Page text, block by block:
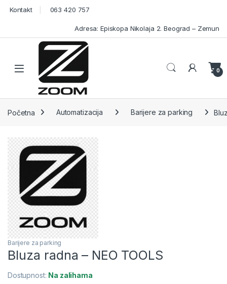
Skip to navigation
Skip to content
Kontakt 063 420 757
Adresa: Episkopa Nikolaja 2. Beograd – Zemun
Open 0
Početna Automatizacija Barijere za parking
Barijere za parking
Bluza radna – NEO TOOLS
Dostupnost: Na zalihama